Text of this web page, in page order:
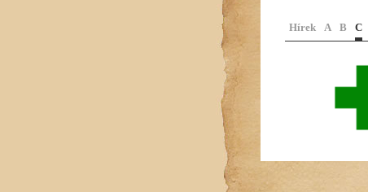
Hírek A B C